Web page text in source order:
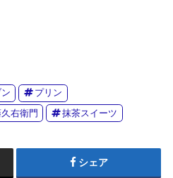
プリン
右衛門 抹茶スイーツ
シェア